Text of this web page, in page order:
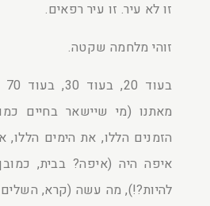
זו לא עיר. זו עיר רפאים.
זוהי מלחמה שקטה.
מאתנו (מי שיישאר בחיים
הזמנים הללו, את הימים
איפה היה (איפה? בבית,
להיות?!), מה עשה (קרא, השלים